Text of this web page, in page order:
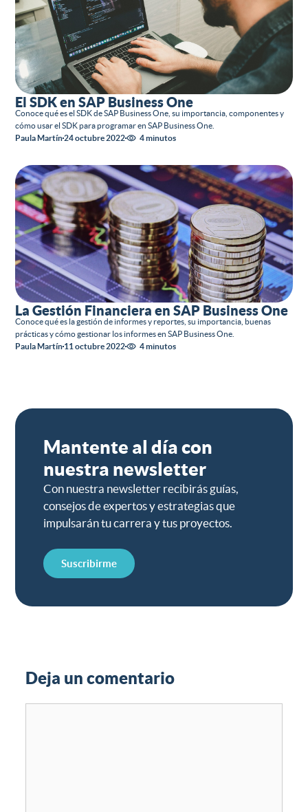
El SDK en SAP Business One
Conoce qué es el SDK de SAP Business One, su importancia, componentes y
cómo usar el SDK para programar en SAP Business One.
Paula Martín24 octubre 2022 4 minutos
La Gestión Financiera en SAP Business One
Conoce qué es la gestión de informes y reportes, su importancia, buenas
prácticas y cómo gestionar los informes en SAP Business One.
Paula Martín 11 octubre 2022 4 minutos
Mantente al día con
nuestra newsletter
Con nuestra newsletter recibirás guías,
consejos de expertos y estrategias que
impulsarán tu carrera y tus proyectos.
Suscribirme
Deja un comentario